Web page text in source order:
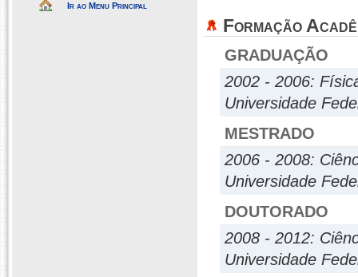
Ir ao Menu Principal
Formação
GRADUAÇÃO
2002 - 2006:
Universidade
MESTRADO
2006 - 2008:
Universidade
DOUTORADO
2008 - 2012:
Universidade